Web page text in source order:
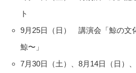
ト
9月25日（日） 講演会「鯨の文
鯨〜」
7月30日（土）、8月14日（日）